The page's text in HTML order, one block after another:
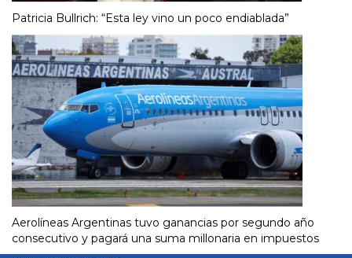
Patricia Bullrich: “Esta ley vino un poco endiablada”
Aerolíneas Argentinas tuvo ganancias por segundo año
consecutivo y pagará una suma millonaria en impuestos